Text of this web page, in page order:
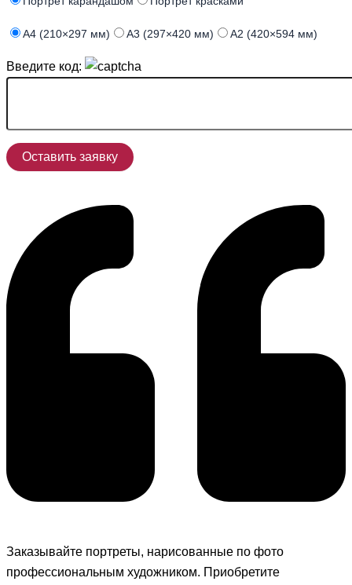
А4 (210×297 мм) А3 (297×420 мм) А2 (420×594 мм)
Введите код:
Заказывайте портреты, нарисованные по фото
профессиональным художникoм. Приобретите